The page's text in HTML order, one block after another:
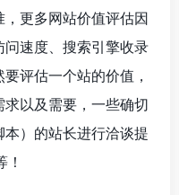
更多网站价值评估因
速度、搜索引擎收录
评估一个站的价值，
以及需要，一些确切
）的站长进行洽谈提